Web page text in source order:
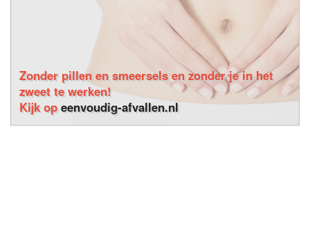
Zonder pillen en smeersels en zonder je in het
zweet te werken!
Kijk opeenvoudig-afvallen.nl